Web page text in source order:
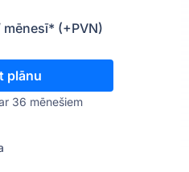
mēnesī* (+PVN)
plānu
36 mēnešiem